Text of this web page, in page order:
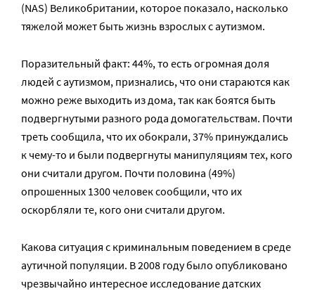
(NAS) Великобритании, которое показало, насколько
тяжелой может быть жизнь взрослых с аутизмом.
Поразительный факт: 44%, то есть огромная доля
людей с аутизмом, признались, что они стараются как
можно реже выходить из дома, так как боятся быть
подвергнутыми разного рода домогательствам. Почти
треть сообщила, что их обокрали, 37% принуждались
к чему-то и были подвергнуты манипуляциям тех, кого
они считали другом. Почти половина (49%)
опрошенных 1300 человек сообщили, что их
оскорбляли те, кого они считали другом.
Какова ситуация с криминальным поведением в среде
аутичной популяции. В 2008 году было опубликовано
чрезвычайно интересное исследование датских